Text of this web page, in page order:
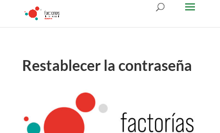
Restablecer la contraseña